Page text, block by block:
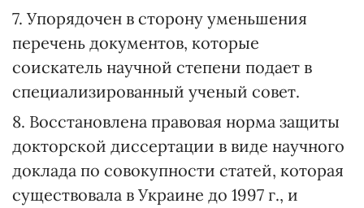
7. Упорядочен в сторону уменьшения
перечень документов, которые
соискатель научной степени подает в
специализированный ученый совет.
8. Восстановлена правовая норма защиты
докторской диссертации в виде научного
доклада по совокупности статей, которая
существовала в Украине до 1997 г., и